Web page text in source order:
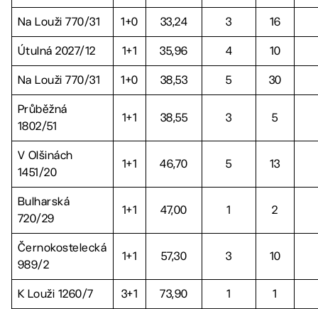
Na Louži 770/31 1+0 33,24 3 16
Útulná 2027/12 1+1 35,96 4 10
Na Louži 770/31 1+0 38,53 5 30
Průběžná
1802/51
1+1 38,55 3 5
V Olšinách
1451/20
1+1 46,70 5 13
Bulharská
720/29
1+1 47,00 1 2
Černokostelecká
989/2
1+1 57,30 3 10
K Louži 1260/7 3+1 73,90 1 1